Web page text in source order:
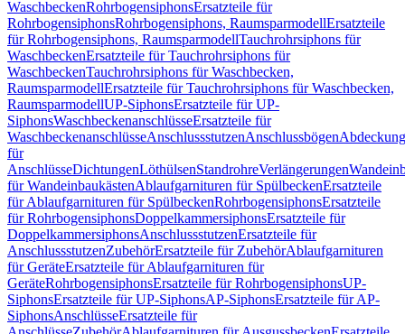
WaschbeckenRohrbogensiphonsErsatzteile für
RohrbogensiphonsRohrbogensiphons, RaumsparmodellErsatzteile
für Rohrbogensiphons, RaumsparmodellTauchrohrsiphons für
WaschbeckenErsatzteile für Tauchrohrsiphons für
WaschbeckenTauchrohrsiphons für Waschbecken,
RaumsparmodellErsatzteile für Tauchrohrsiphons für Waschbecken,
RaumsparmodellUP-SiphonsErsatzteile für UP-
SiphonsWaschbeckenanschlüsseErsatzteile für
WaschbeckenanschlüsseAnschlussstutzenAnschlussbögen
für
AnschlüsseDichtungenLöthülsenStandrohreVerlängerungen
für WandeinbaukästenAblaufgarnituren für SpülbeckenErsatzteile
für Ablaufgarnituren für SpülbeckenRohrbogensiphonsErsatzteile
für RohrbogensiphonsDoppelkammersiphonsErsatzteile für
DoppelkammersiphonsAnschlussstutzenErsatzteile für
AnschlussstutzenZubehörErsatzteile für ZubehörAblaufgarnituren
für GeräteErsatzteile für Ablaufgarnituren für
GeräteRohrbogensiphonsErsatzteile für RohrbogensiphonsUP-
SiphonsErsatzteile für UP-SiphonsAP-SiphonsErsatzteile für AP-
SiphonsAnschlüsseErsatzteile für